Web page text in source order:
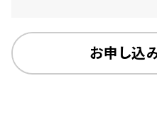
お申し込